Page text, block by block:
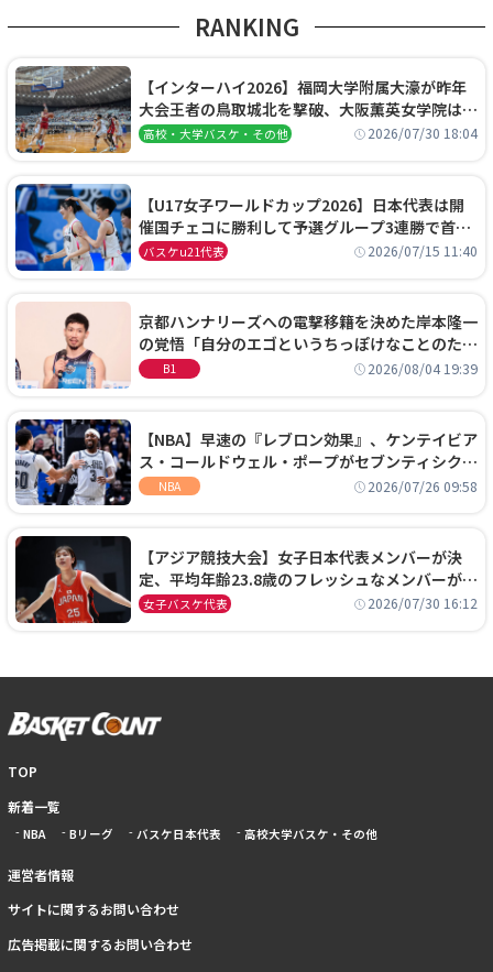
RANKING
【インターハイ2026】福岡大学附属大濠が昨年
大会王者の鳥取城北を撃破、大阪薫英女学院は岐
阜女子に完勝、大会3日目試合結果
高校・大学バスケ・その他 2026/07/30 18:04
【U17女子ワールドカップ2026】日本代表は開
催国チェコに勝利して予選グループ3連勝で首位
通過！準々決勝の相手はエジプトに決定
バスケu21代表 2026/07/15 11:40
京都ハンナリーズへの電撃移籍を決めた岸本隆一
の覚悟「自分のエゴというちっぽけなことのため
に、京都に来たわけではない」
B1 2026/08/04 19:39
【NBA】早速の『レブロン効果』、ケンテイビア
ス・コールドウェル・ポープがセブンティシクサ
ーズに1年契約で加入
NBA 2026/07/26 09:58
【アジア競技大会】女子日本代表メンバーが決
定、平均年齢23.8歳のフレッシュなメンバーが日
本開催の大舞台で頂点を狙う
女子バスケ代表 2026/07/30 16:12
TOP
新着一覧
NBA Bリーグ バスケ日本代表 高校大学バスケ・その他
運営者情報
サイトに関するお問い合わせ
広告掲載に関するお問い合わせ